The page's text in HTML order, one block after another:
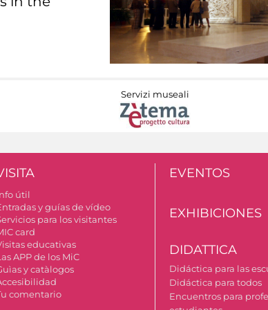
Servizi museali
útil
y guías de vídeo
para los visitantes
card
educativas
APP de los MiC
y catàlogos
comentario
EVENTOS
EXHIBICIONES
DIDATTICA
Didáctica para las
Didáctica para todos
Encuentros para